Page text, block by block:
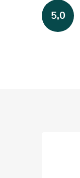
5,0